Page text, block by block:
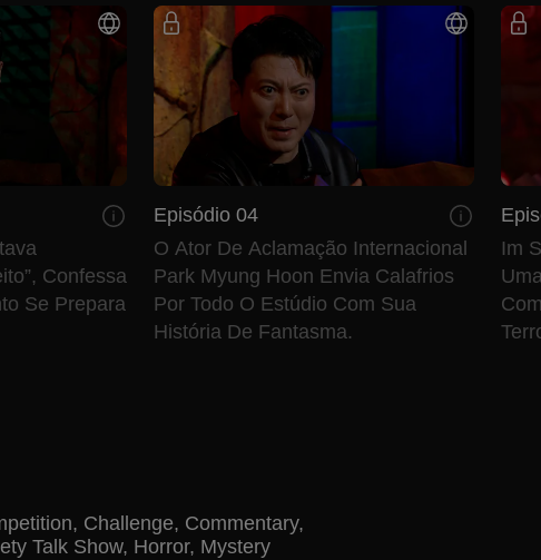
Confessa
Se Prepara
Episódio 04
O Ator De Aclamação Internacional
Park Myung Hoon Envia Calafrios
Por Todo O Estúdio Com Sua
História De Fantasma.
Im
, Challenge, Commentary,
Talk Show, Horror, Mystery